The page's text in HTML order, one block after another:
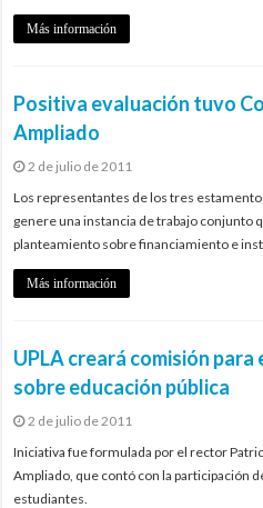
Más información
Positiva evaluación tuvo
Ampliado
2 de julio de 2011
Los representantes de los tres
genere una instancia de trabajo conjunto
planteamiento sobre financiamiento e
Más información
UPLA creará comisión
sobre educación pública
2 de julio de 2011
Iniciativa fue formulada por el rector
Ampliado, que contó con la participación
estudiantes.